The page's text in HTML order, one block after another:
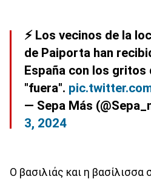
⚡ Los vecinos de la
de Paiporta han
España con los gritos
"fuera".
— Sepa Más
3, 2024
Ο βασιλιάς και η βασίλισσα